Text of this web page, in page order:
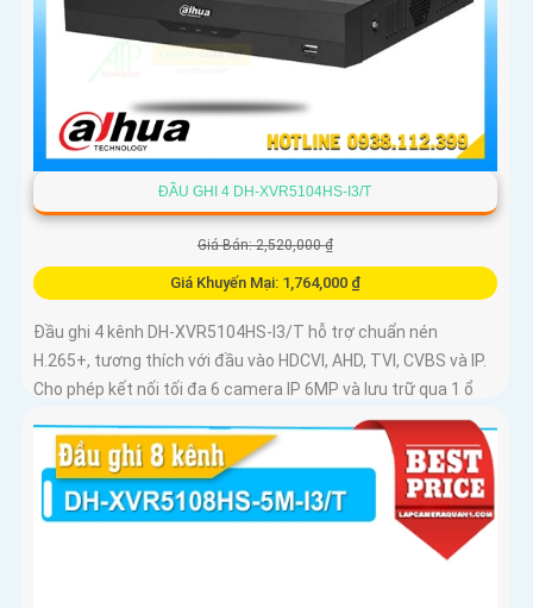
ĐẦU GHI 4 DH-XVR5104HS-I3/T
Giá Bán: 2,520,000 ₫
Giá Khuyến Mại: 1,764,000 ₫
Đầu ghi 4 kênh DH-XVR5104HS-I3/T hỗ trợ chuẩn nén
H.265+, tương thích với đầu vào HDCVI, AHD, TVI, CVBS và IP.
Cho phép kết nối tối đa 6 camera IP 6MP và lưu trữ qua 1 ổ